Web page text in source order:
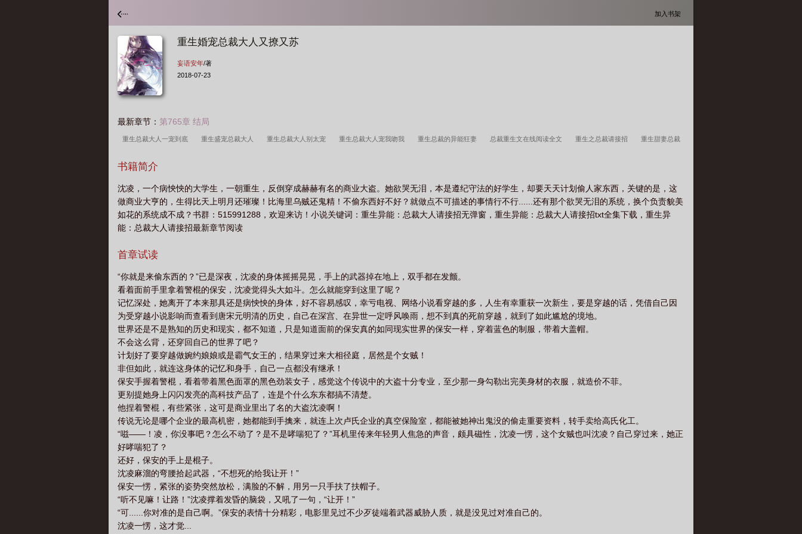
加入书架
重生婚宠总裁大人又撩又苏
妄语安年/著
2018-07-23
最新章节： 第765章 结局
重生总裁大人一宠到底 重生盛宠总裁大人 重生总裁大人别太宠 重生总裁大人宠我吻我 重生总裁的异能狂妻 总裁重生文在线阅读全文 重生之总裁请接招 重生甜妻总裁
人请接招
裁超给力 重生总裁大人的独家盛宠 重生总裁大人放肆宠全文 总裁重生hh 重生总裁大人宠我吻我洛宁
书籍简介
沈凌，一个病怏怏的大学生，一朝重生，反倒穿成赫赫有名的商业大盗。她欲哭无泪，本是遵纪守法的好学生，却要天天计划偷人家东西，关键的是，这
做商业大亨的，生得比天上明月还璀璨！比海里乌贼还鬼精！不偷东西好不好？就做点不可描述的事情行不行......还有那个欲哭无泪的系统，换个负责貌美
如花的系统成不成？书群：515991288，欢迎来访！小说关键词：重生异能：总裁大人请接招无弹窗，重生异能：总裁大人请接招txt全集下载，重生异
能：总裁大人请接招最新章节阅读
首章试读
“你就是来偷东西的？”已是深夜，沈凌的身体摇摇晃晃，手上的武器掉在地上，双手都在发颤。
看着面前手里拿着警棍的保安，沈凌觉得头大如斗。怎么就能穿到这里了呢？
记忆深处，她离开了本来那具还是病怏怏的身体，好不容易感叹，幸亏电视、网络小说看穿越的多，人生有幸重获一次新生，要是穿越的话，凭借自己因
为受穿越小说影响而查看到唐宋元明清的历史，自己在深宫、在异世一定呼风唤雨，想不到真的死前穿越，就到了如此尴尬的境地。
世界还是不是熟知的历史和现实，都不知道，只是知道面前的保安真的如同现实世界的保安一样，穿着蓝色的制服，带着大盖帽。
不会这么背，还穿回自己的世界了吧？
计划好了要穿越做婉约娘娘或是霸气女王的，结果穿过来大相径庭，居然是个女贼！
非但如此，就连这身体的记忆和身手，自己一点都没有继承！
保安手握着警棍，看着带着黑色面罩的黑色劲装女子，感觉这个传说中的大盗十分专业，至少那一身勾勒出完美身材的衣服，就造价不菲。
更别提她身上闪闪发亮的高科技产品了，连是个什么东东都搞不清楚。
他捏着警棍，有些紧张，这可是商业里出了名的大盗沈凌啊！
传说无论是哪个企业的最高机密，她都能到手擒来，就连上次卢氏企业的真空保险室，都能被她神出鬼没的偷走重要资料，转手卖给高氏化工。
“嗞——！凌，你没事吧？怎么不动了？是不是哮喘犯了？”耳机里传来年轻男人焦急的声音，颇具磁性，沈凌一愣，这个女贼也叫沈凌？自己穿过来，她正
好哮喘犯了？
还好，保安的手上是棍子。
沈凌麻溜的弯腰拾起武器，“不想死的给我让开！”
保安一愣，紧张的姿势突然放松，满脸的不解，用另一只手扶了扶帽子。
“听不见嘛！让路！”沈凌撑着发昏的脑袋，又吼了一句，“让开！”
“可......你对准的是自己啊。”保安的表情十分精彩，电影里见过不少歹徒端着武器威胁人质，就是没见过对准自己的。
沈凌一愣，这才觉...